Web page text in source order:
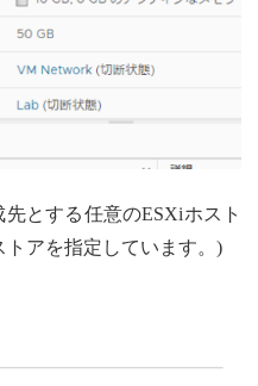
とする任意のESXiホスト
トアを指定しています。)